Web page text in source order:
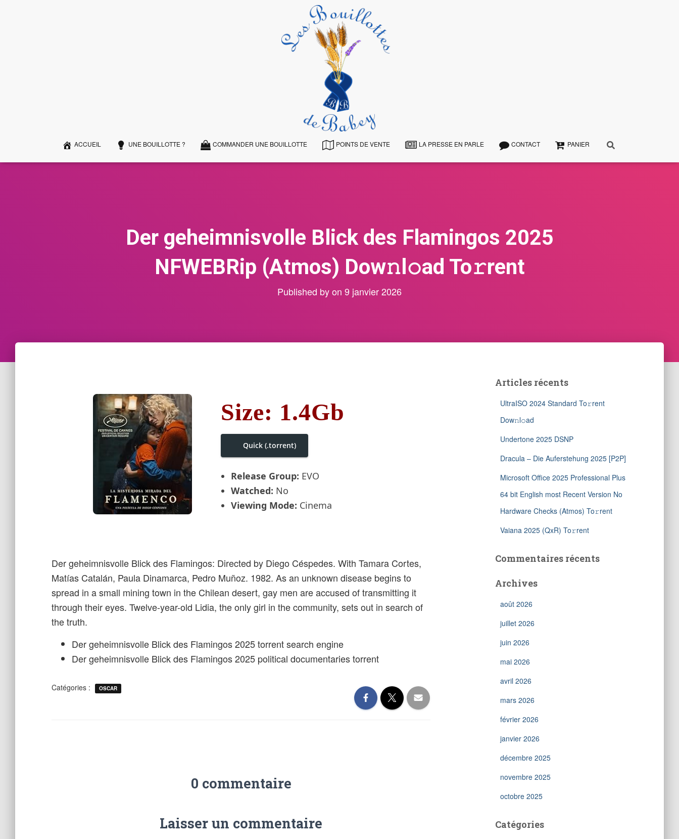
ACCUEIL UNE BOUILLOTTE ? COMMANDER UNE BOUILLOTTE POINTS DE VENTE LA PRESSE EN PARLE CONTACT PANIER
Der geheimnisvolle Blick des Flamingos 2025
NFWEBRip (Atmos) Dow𝚗l𝚘ad To𝚛rent
Published byon 9 janvier 2026
Size: 1.4Gb
Quick (.torrent)
Release Group: EVO
Watched: No
Viewing Mode: Cinema
Der geheimnisvolle Blick des Flamingos: Directed by Diego Céspedes. With Tamara Cortes,
Matías Catalán, Paula Dinamarca, Pedro Muñoz. 1982. As an unknown disease begins to
spread in a small mining town in the Chilean desert, gay men are accused of transmitting it
through their eyes. Twelve-year-old Lidia, the only girl in the community, sets out in search of
the truth.
Der geheimnisvolle Blick des Flamingos 2025 torrent search engine
Der geheimnisvolle Blick des Flamingos 2025 political documentaries torrent
Catégories : OSCAR
0 commentaire
Laisser un commentaire
Articles récents
UltraISO 2024 Standard To𝚛rent
Dow𝚗l𝚘ad
Undertone 2025 DSNP
Dracula – Die Auferstehung 2025 [P2P]
Microsoft Office 2025 Professional Plus
64 bit English most Recent Version No
Hardware Checks (Atmos) To𝚛rent
Vaiana 2025 (QxR) To𝚛rent
Commentaires récents
Archives
août 2026
juillet 2026
juin 2026
mai 2026
avril 2026
mars 2026
février 2026
janvier 2026
décembre 2025
novembre 2025
octobre 2025
Catégories